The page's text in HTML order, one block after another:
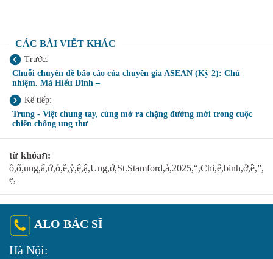
CÁC BÀI VIẾT KHÁC
Trước:
Chuỗi chuyên đề báo cáo của chuyên gia ASEAN (Kỳ 2): Chủ
nhiệm. Mã Hiểu Dĩnh –
Kế tiếp:
Trung - Việt chung tay, cùng mở ra chặng đường mới trong cuộc
chiến chống ung thư
từ khóaก:
ồ,ố,ung,ấ,ứ,ỏ,ễ,ỷ,ệ,ậ,Ung,ớ,St.Stamford,ả,2025,“,Chi,ế,binh,ở,ề,”,
ẹ,
ALO BÁC SĨ
Hà Nội: